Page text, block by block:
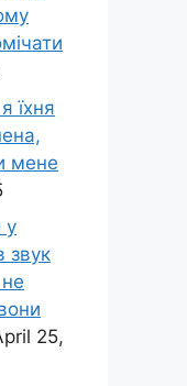
їхня
мене
у
звук
25,